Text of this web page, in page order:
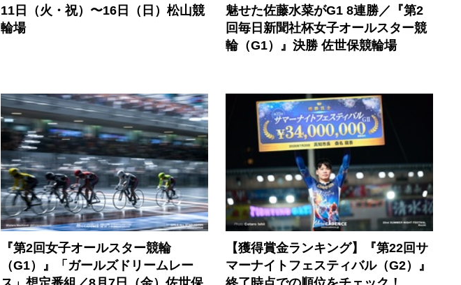
11日（火・祝）〜16日（日）松山競
輪場
魅せた佐藤水菜がG1 8連勝／『第2
回毎日新聞社杯女子オールスター競
輪（G1）』決勝 佐世保競輪場
『第2回女子オールスター競輪
（G1）』「ガールズドリームレー
【獲得賞金ランキング】『第22回サ
マーナイトフェスティバル（G2）』